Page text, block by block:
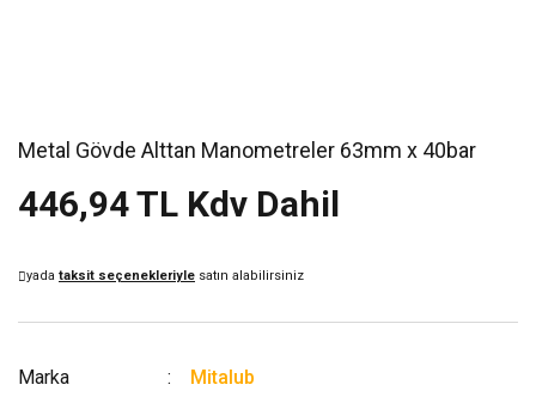
Metal Gövde Alttan Manometreler 63mm x 40bar
446,94 TL Kdv Dahil
yada taksit seçenekleriyle satın alabilirsiniz
Marka
Mitalub